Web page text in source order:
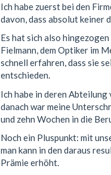
Ich habe zuerst bei den
davon, dass absolut keiner
Es hat sich also
Fielmann, dem Optiker im
schnell erfahren, dass sie
entschieden.
Ich habe in deren
danach war meine
und zehn Wochen in die
Noch ein Pluspunkt: mit
man kann in den daraus
Prämie erhöht.